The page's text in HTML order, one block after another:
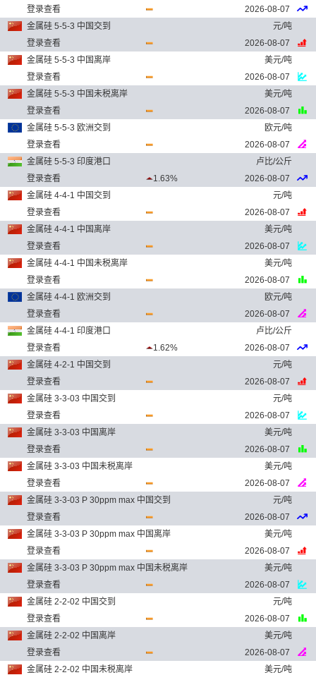
登录查看
2026-08-07
金属硅 5-5-3 中国交到
元/吨
登录查看
2026-08-07
金属硅 5-5-3 中国离岸
美元/吨
登录查看
2026-08-07
金属硅 5-5-3 中国未税离岸
美元/吨
登录查看
2026-08-07
金属硅 5-5-3 欧洲交到
欧元/吨
登录查看
2026-08-07
金属硅 5-5-3 印度港口
卢比/公斤
登录查看
1.63%
2026-08-07
金属硅 4-4-1 中国交到
元/吨
登录查看
2026-08-07
金属硅 4-4-1 中国离岸
美元/吨
登录查看
2026-08-07
金属硅 4-4-1 中国未税离岸
美元/吨
登录查看
2026-08-07
金属硅 4-4-1 欧洲交到
欧元/吨
登录查看
2026-08-07
金属硅 4-4-1 印度港口
卢比/公斤
登录查看
1.62%
2026-08-07
金属硅 4-2-1 中国交到
元/吨
登录查看
2026-08-07
金属硅 3-3-03 中国交到
元/吨
登录查看
2026-08-07
金属硅 3-3-03 中国离岸
美元/吨
登录查看
2026-08-07
金属硅 3-3-03 中国未税离岸
美元/吨
登录查看
2026-08-07
金属硅 3-3-03 P 30ppm max 中国交到
元/吨
登录查看
2026-08-07
金属硅 3-3-03 P 30ppm max 中国离岸
美元/吨
登录查看
2026-08-07
金属硅 3-3-03 P 30ppm max 中国未税离岸
美元/吨
登录查看
2026-08-07
金属硅 2-2-02 中国交到
元/吨
登录查看
2026-08-07
金属硅 2-2-02 中国离岸
美元/吨
登录查看
2026-08-07
金属硅 2-2-02 中国未税离岸
美元/吨